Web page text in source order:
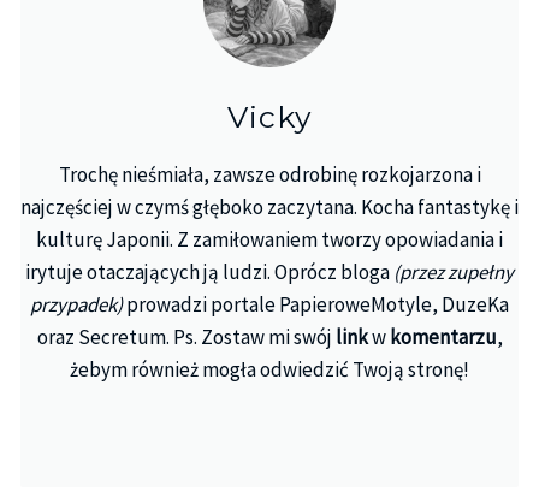
Vicky
Trochę nieśmiała, zawsze odrobinę rozkojarzona i
najczęściej w czymś głęboko zaczytana. Kocha fantastykę i
kulturę Japonii. Z zamiłowaniem tworzy opowiadania i
irytuje otaczających ją ludzi. Oprócz bloga (przez zupełny
przypadek)prowadzi portale PapieroweMotyle, DuzeKa
oraz Secretum. Ps. Zostaw mi swój linkwkomentarzu,
żebym również mogła odwiedzić Twoją stronę!